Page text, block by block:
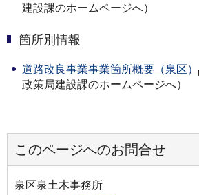
建設課のホームページへ）
箇所別情報
道路改良事業事業箇所概要（泉区）
政策局建設課のホームページへ）
このページへのお問合せ
泉区泉土木事務所